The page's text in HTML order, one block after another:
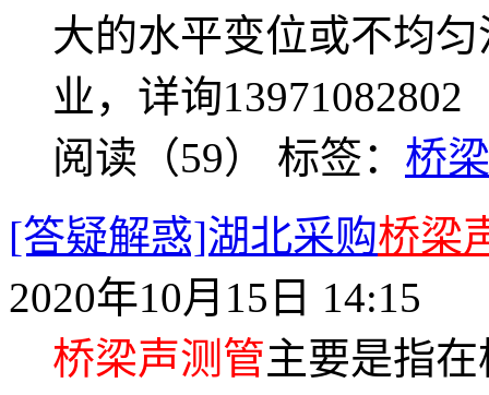
大的水平变位或不均
业，详询13971082802
阅读（59） 标签： 桥
[答疑解惑]湖北采购桥梁
2020年10月15日 14:15
桥梁声测管主要是指